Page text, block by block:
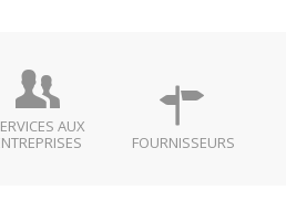
AUX
FOURNISSEURS